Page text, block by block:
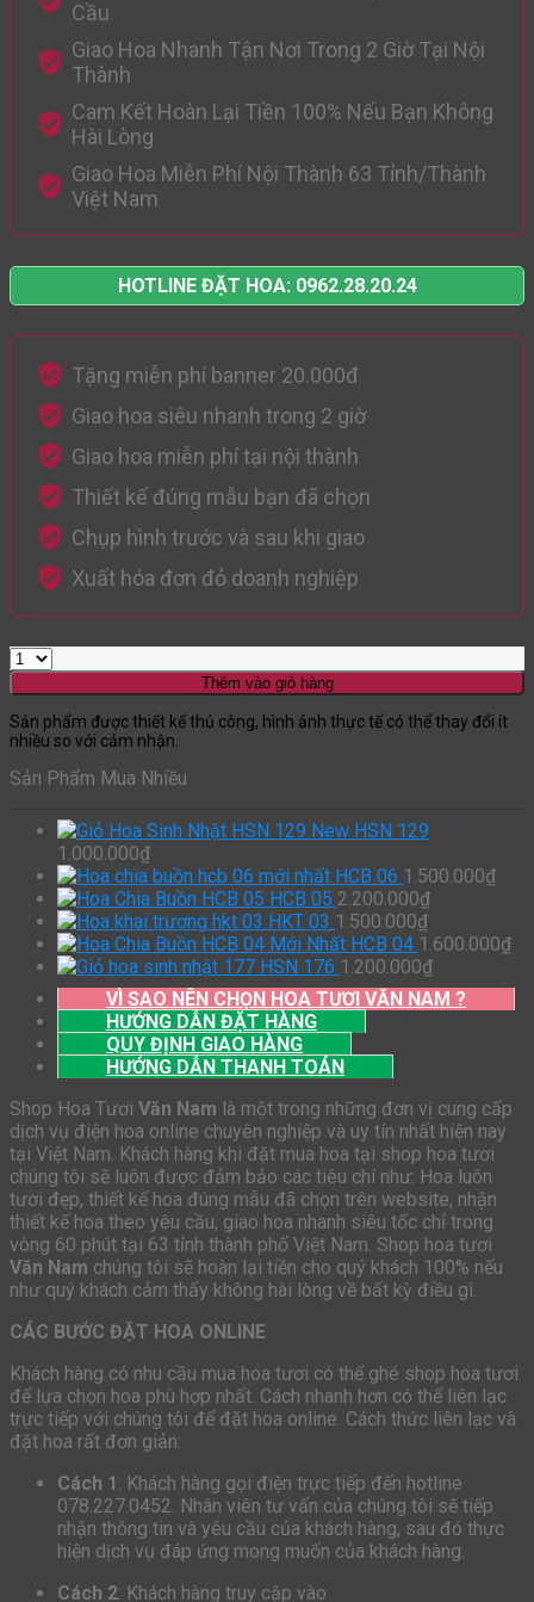
Cầu
Giao Hoa Nhanh Tận Nơi Trong 2 Giờ Tại Nội
Thành
Cam Kết Hoàn Lại Tiền 100% Nếu Bạn Không
Hài Lòng
Giao Hoa Miễn Phí Nội Thành 63 Tỉnh/Thành
Việt Nam
HOTLINE ĐẶT HOA: 0962.28.20.24
Tặng miễn phí banner 20.000đ
Giao hoa siêu nhanh trong 2 giờ
Giao hoa miễn phí tại nội thành
Thiết kế đúng mẫu bạn đã chọn
Chụp hình trước và sau khi giao
Xuất hóa đơn đỏ doanh nghiệp
Thêm vào giỏ hàng
Sản phẩm được thiết kế thủ công, hình ảnh thực tế có thể thay đổi ít
nhiều so với cảm nhận.
Sản Phẩm Mua Nhiều
HSN 129
1.000.000₫
HCB 06 1.500.000₫
HCB 05 2.200.000₫
HKT 03 1.500.000₫
HCB 04 1.600.000₫
HSN 176 1.200.000₫
VÌ SAO NÊN CHỌN HOA TƯƠI VĂN NAM ?
HƯỚNG DẪN ĐẶT HÀNG
QUY ĐỊNH GIAO HÀNG
HƯỚNG DẪN THANH TOÁN
Shop Hoa Tươi Văn Nam là một trong những đơn vị cung cấp
dịch vụ điện hoa online chuyên nghiệp và uy tín nhất hiện nay
tại Việt Nam. Khách hàng khi đặt mua hoa tại shop hoa tươi
chúng tôi sẽ luôn được đảm bảo các tiêu chí như: Hoa luôn
tươi đẹp, thiết kế hoa đúng mẫu đã chọn trên website, nhận
thiết kế hoa theo yêu cầu, giao hoa nhanh siêu tốc chỉ trong
vòng 60 phút tại 63 tỉnh thành phố Việt Nam. Shop hoa tươi
Văn Nam chúng tôi sẽ hoàn lại tiền cho quý khách 100% nếu
như quý khách cảm thấy không hài lòng về bất kỳ điều gì.
CÁC BƯỚC ĐẶT HOA ONLINE
Khách hàng có nhu cầu mua hoa tươi có thể ghé shop hoa tươi
để lựa chọn hoa phù hợp nhất. Cách nhanh hơn có thể liên lạc
trực tiếp với chúng tôi để đặt hoa online. Cách thức liên lạc và
đặt hoa rất đơn giản:
Cách 1 : Khách hàng gọi điện trực tiếp đến hotline
078.227.0452. Nhân viên tư vấn của chúng tôi sẽ tiếp
nhận thông tin và yêu cầu của khách hàng, sau đó thực
hiện dịch vụ đáp ứng mong muốn của khách hàng.
Cách 2: Khách hàng truy cập vào